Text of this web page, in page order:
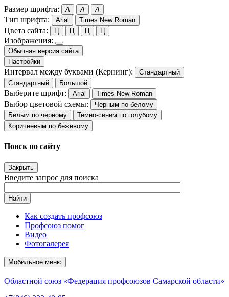
Размер шрифта: A A A
Тип шрифта: Arial Times New Roman
Цвета сайта: Ц Ц Ц Ц
Изображения:
Обычная версия сайта
Настройки
Интервал между буквами (Кернинг):
Стандартный
Стандартный
Большой
Выберите шрифт: Arial Times New Roman
Выбор цветовой схемы:
Черным по белому
Белым по черному
Темно-синим по голубому
Коричневым по бежевому
Поиск по сайту
Закрыть
Введите запрос для поиска
Найти
Как создать профсоюз
Профсоюз помог
Видео
Фотогалерея
Мобильное меню
Областной союз «Федерация профсоюзов Самарской области»